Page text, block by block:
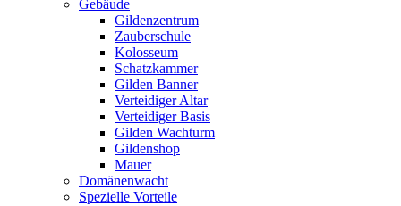
Gebäude
Gildenzentrum
Zauberschule
Kolosseum
Schatzkammer
Gilden Banner
Verteidiger Altar
Verteidiger Basis
Gilden Wachturm
Gildenshop
Mauer
Domänenwacht
Spezielle Vorteile